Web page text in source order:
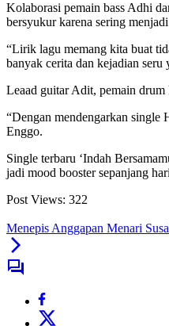
Kolaborasi pemain bass Adhi
bersyukur karena sering
“Lirik lagu memang kita buat
banyak cerita dan kejadian
Leaad guitar Adit, pemain drum
“Dengan mendengarkan single
Enggo.
Single terbaru ‘Indah
jadi mood booster sepanjang
Post Views: 322
Menepis Anggapan Menari